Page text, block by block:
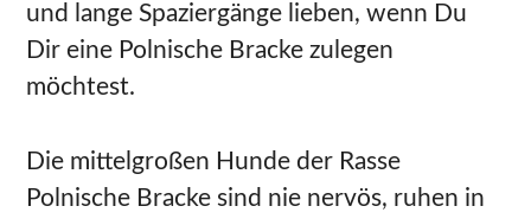
und lange Spaziergänge lieben, wenn Du
Dir eine Polnische Bracke zulegen
möchtest.
Die mittelgroßen Hunde der Rasse
Polnische Bracke sind nie nervös, ruhen in